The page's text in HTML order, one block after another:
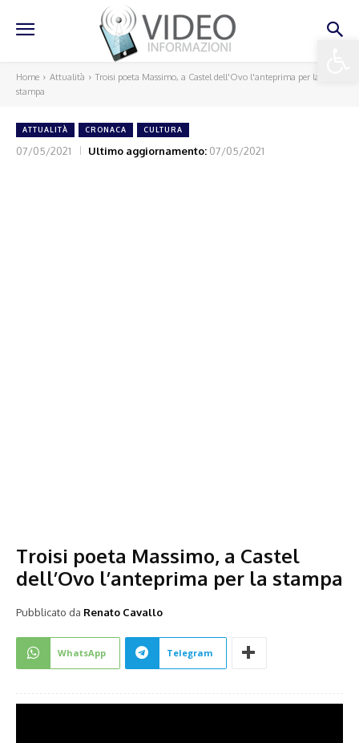
Home Attualità
Troisi poeta Massimo, a Castel dell'Ovo l'anteprima per la
stampa
ATTUALITÀ CRONACA CULTURA
07/05/2021 Ultimo aggiornamento: 07/05/2021
Troisi poeta Massimo, a Castel
dell’Ovo l’anteprima per la stampa
Pubblicato da Renato Cavallo
WhatsApp Telegram